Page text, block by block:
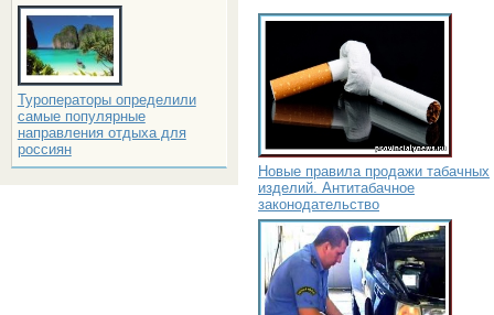
Туроператоры определили
самые популярные
направления отдыха для
россиян
Новые правила продажи табачных
изделий. Антитабачное
законодательство